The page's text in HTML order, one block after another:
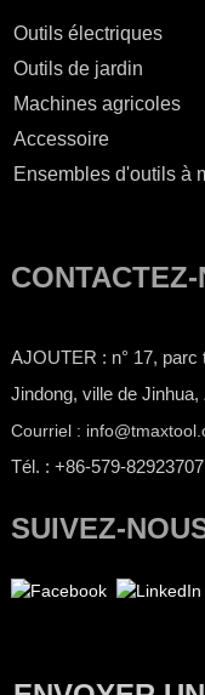
Outils électriques
Outils de jardin
Machines agricoles
Accessoire
Ensembles d'outils à
CONTACTEZ-
AJOUTER : n° 17, parc
Jindong, ville de Jinhua,
Courriel :
Tél. : +86-579-82923707
SUIVEZ-